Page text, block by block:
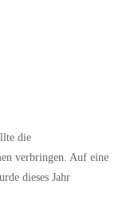
die
verbringen. Auf eine
dieses Jahr